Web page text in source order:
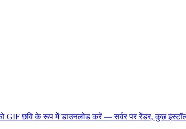
छवि के रूप में डाउनलोड करें — सर्वर पर रेंडर, कुछ